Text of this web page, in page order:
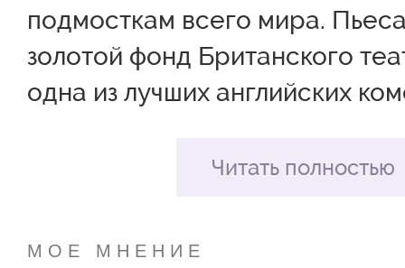
подмосткам всего мира.
золотой фонд Британского
одна из лучших английских
Действие происходит в
сцене, помощник премьер-
Читать полностью
МОЕ МНЕНИЕ